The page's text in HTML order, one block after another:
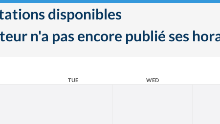
disponibles
n'a pas encore publié ses
TUE WED